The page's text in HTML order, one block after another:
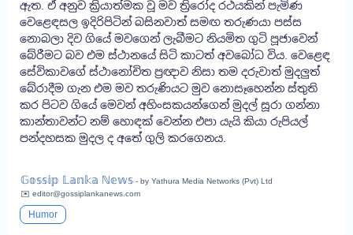
ඇත. ඒ අනුව ක්‍රියාත්මක වූ මව ත්‍රිරෝද රථයකින් පැමිණ
වෙළෙඳසල ඉදිරිපිටින් බසිනවාත් සමඟ තරුණයා පස්ස
නොබලා දිව ගියේ මවගෙන් ලැබීමට නියමිත ගුටි පූජාවෙන්
බේරීමට බව එම ස්ථානයේ සිටි කාටත් අවබෝධ විය. වෙළෙඳ
සේවිකාවගේ ස්ථානෝචිත ප්‍රඥාව නිසා තම දරුවාත් මුදලුත්
බේරාදීම ගැන එම මව තරුණියට මුව නොසෑහෙන්න ස්තුති
කර පිටව ගියේ මෙවන් අහිංසකයන්ගෙන් මුදල් සූරා ගන්නා
කාන්තාවන්ට නම් හොඳක් වෙන්න එපා යැයි කියා රුපියල්
පන්දහසක මුදල ද අතේ ගුලි කරගෙනය.
𝔾𝕠𝕤𝕤𝕚𝕡 𝕃𝕒𝕟𝕜𝕒 ℕ𝕖𝕨𝕤 - by Yathura Media Networks (Pvt) Ltd
✉️ editor@gossiplankanews.com
Humor